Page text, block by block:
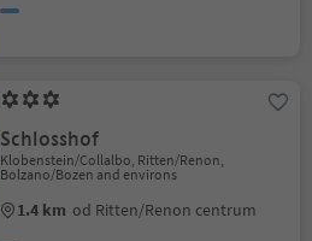
Schlosshof
Klobenstein/Collalbo, Ritten/Renon,
Bolzano/Bozen and environs
1.4 km od Ritten/Renon centrum